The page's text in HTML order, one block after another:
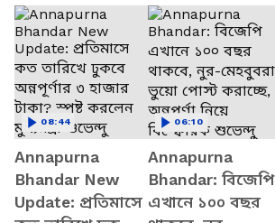
Annapurna
Bhandar New
Update: প্রতিমাসে
08:44
Annapurna
Bhandar: বিজেপি
এখানে ১০০ বছর
06:10